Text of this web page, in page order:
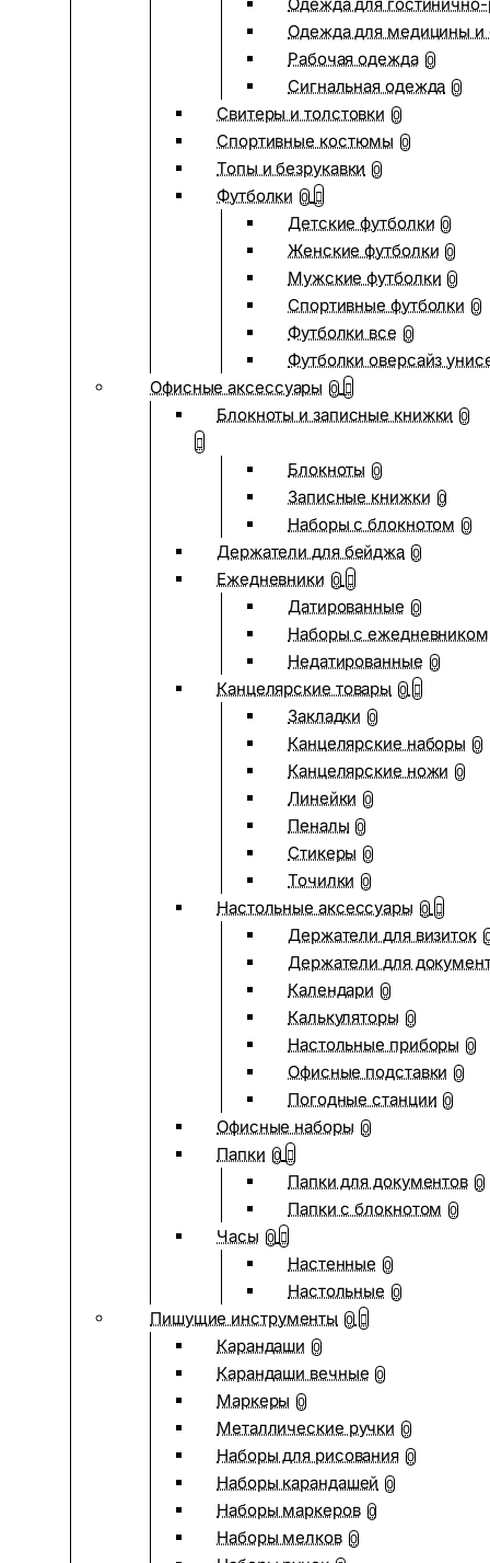
Одежда для медицины и
Рабочая одежда 0
Сигнальная одежда 0
Свитеры и толстовки 0
Спортивные костюмы 0
Топы и безрукавки 0
Футболки 0
Детские футболки 0
Женские футболки 0
Мужские футболки 0
Спортивные футболки 0
Футболки все 0
Футболки оверсайз
Офисные аксессуары 0
Блокноты и записные книжки 0
Блокноты 0
Записные книжки 0
Наборы с блокнотом 0
Держатели для бейджа 0
Ежедневники 0
Датированные 0
Наборы с ежедневником
Недатированные 0
Канцелярские товары 0
Закладки 0
Канцелярские наборы 0
Канцелярские ножи 0
Линейки 0
Пеналы 0
Стикеры 0
Точилки 0
Настольные аксессуары 0
Держатели для визиток
Держатели для
Календари 0
Калькуляторы 0
Настольные приборы 0
Офисные подставки 0
Погодные станции 0
Офисные наборы 0
Папки 0
Папки для документов 0
Папки с блокнотом 0
Часы 0
Настенные 0
Настольные 0
Пишущие инструменты 0
Карандаши 0
Карандаши вечные 0
Маркеры 0
Металлические ручки 0
Наборы для рисования 0
Наборы карандашей 0
Наборы маркеров 0
Наборы мелков 0